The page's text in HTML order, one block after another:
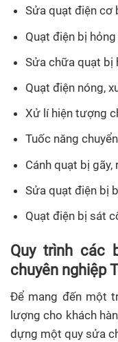
Sửa quạt điện cơ
Quạt điện bị
Sửa chữa quạt bị
Quạt điện nóng,
Xử lí hiện tượng
Tuốc năng
Cánh quạt bị gãy,
Sửa quạt điện bị
Quạt điện bị sát
Quy trình các
chuyên nghiệp
Để mang đến một
lượng cho khách
dựng một quy sửa